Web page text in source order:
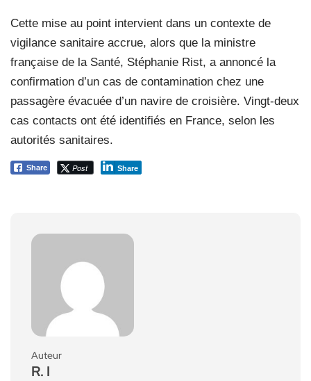
Cette mise au point intervient dans un contexte de
vigilance sanitaire accrue, alors que la ministre
française de la Santé, Stéphanie Rist, a annoncé la
confirmation d’un cas de contamination chez une
passagère évacuée d’un navire de croisière. Vingt-deux
cas contacts ont été identifiés en France, selon les
autorités sanitaires.
Share Post Share
Auteur
R. I